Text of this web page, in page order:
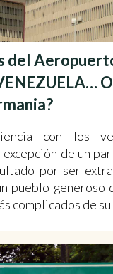
del
con los
excepción de un
por ser
pueblo generoso
complicados de